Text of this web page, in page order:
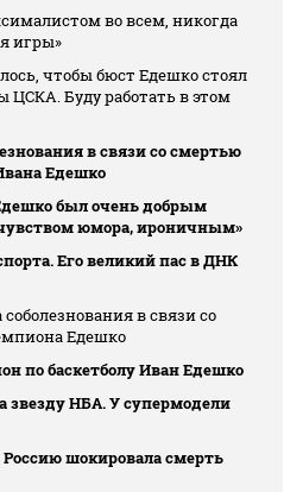
во всем, никогда
игры»
чтобы бюст Едешко стоял
ЦСКА. Буду работать в этом
в связи со смертью
Едешко
был очень добрым
юмора, ироничным»
Его великий пас в ДНК
в связи со
Едешко
по баскетболу Иван Едешко
НБА. У супермодели
шокировала смерть